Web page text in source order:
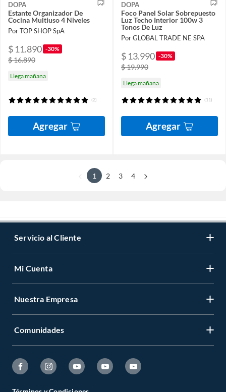
DOPA
Estante Organizador De
Cocina Multiuso 4 Niveles
Por TOP SHOP SpA
$ 11.890 -30%
$ 16.890
Llega mañana
(2)
Agregar
DOPA
Foco Panel Solar Sobrepuesto
Luz Techo Interior 100w 3
Tonos De Luz
Por GLOBAL TRADE NE SPA
$ 13.990 -30%
$ 19.990
Llega mañana
(11)
Agregar
1 2 3 4
Servicio al Cliente
Mi Cuenta
Nuestra Empresa
Comunidades